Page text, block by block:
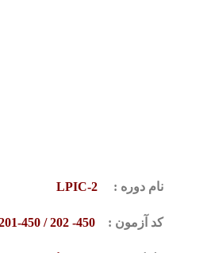
نام دوره :
کد آزمون :